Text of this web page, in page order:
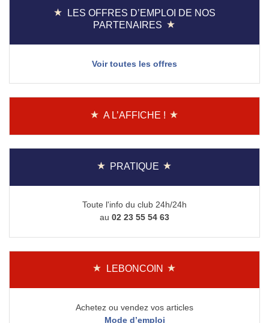
LES OFFRES D’EMPLOI DE NOS
PARTENAIRES
Voir toutes les offres
A L’AFFICHE !
PRATIQUE
Toute l'info du club 24h/24h
au 02 23 55 54 63
LEBONCOIN
Achetez ou vendez vos articles
Mode d’emploi